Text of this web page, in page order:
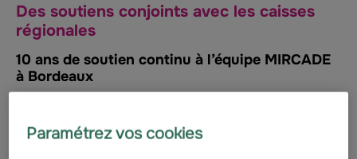
Des soutiens conjoints avec les caisses
régionales
10 ans de soutien continu à l’équipe MIRCADE
à Bordeaux
continu de Groupama Centre-Atlantique et de la
Fondation Groupama à l’équipe du Dr Grosset pour ses
Paramétrez vos cookies